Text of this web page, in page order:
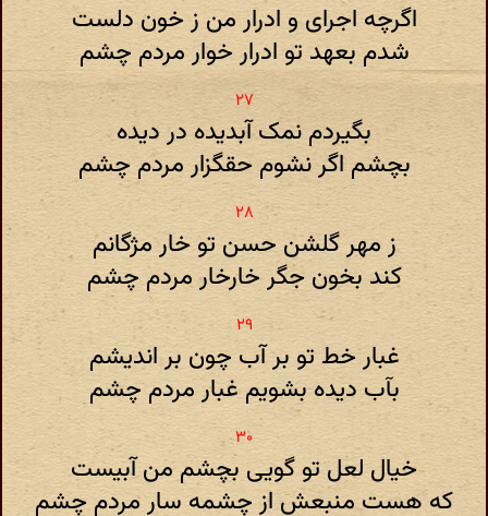
اگرچه اجرای و ادرار من ز خون دلست
شدم بعهد تو ادرار خوار مردم چشم
بگیردم نمک آبدیده در دیده
بچشم اگر نشوم حقگزار مردم چشم
ز مهر گلشن حسن تو خار مژگانم
کند بخون جگر خارخار مردم چشم
غبار خط تو بر آب چون بر اندیشم
بآب دیده بشویم غبار مردم چشم
خیال لعل تو گویی بچشم من آبیست
که هست منبعش از چشمه سار مردم چشم